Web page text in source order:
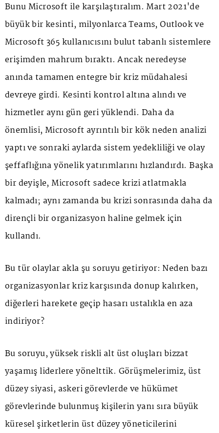
Bunu Microsoft ile karşılaştıralım. Mart 2021'de
büyük bir kesinti, milyonlarca Teams, Outlook ve
Microsoft 365 kullanıcısını bulut tabanlı sistemlere
erişimden mahrum bıraktı. Ancak neredeyse
anında tamamen entegre bir kriz müdahalesi
devreye girdi. Kesinti kontrol altına alındı ve
hizmetler aynı gün geri yüklendi. Daha da
önemlisi, Microsoft ayrıntılı bir kök neden analizi
yaptı ve sonraki aylarda sistem yedekliliği ve olay
şeffaflığına yönelik yatırımlarını hızlandırdı. Başka
bir deyişle, Microsoft sadece krizi atlatmakla
kalmadı; aynı zamanda bu krizi sonrasında daha da
dirençli bir organizasyon haline gelmek için
kullandı.
Bu tür olaylar akla şu soruyu getiriyor: Neden bazı
organizasyonlar kriz karşısında donup kalırken,
diğerleri harekete geçip hasarı ustalıkla en aza
indiriyor?
Bu soruyu, yüksek riskli alt üst oluşları bizzat
yaşamış liderlere yönelttik. Görüşmelerimiz, üst
düzey siyasi, askeri görevlerde ve hükümet
görevlerinde bulunmuş kişilerin yanı sıra büyük
küresel şirketlerin üst düzey yöneticilerini